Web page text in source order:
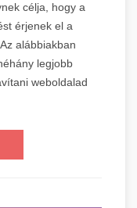
célja, hogy a
érjenek el a
alábbiakban
legjobb
weboldalad